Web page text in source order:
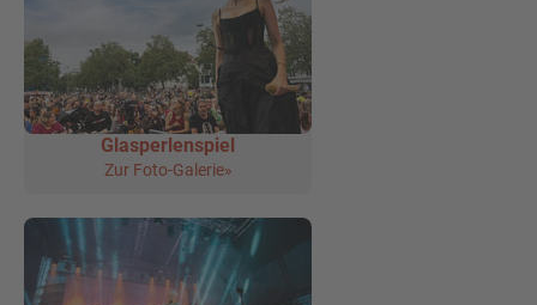
Glasperlenspiel
Zur Foto-Galerie»